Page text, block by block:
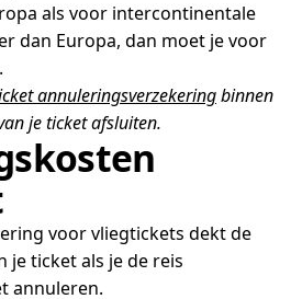
als voor intercontinentale
dan Europa, dan moet je voor
annuleringsverzekeringbinnen
je ticket afsluiten.
voor vliegtickets dekt de
je ticket als je de reis
annuleren.